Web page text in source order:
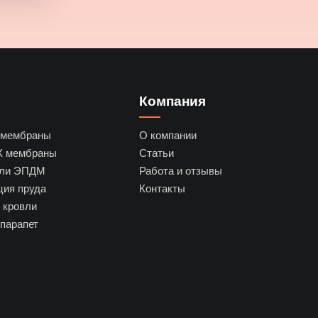
мембраны
ЭПДМ
пруда
Компания
О компании
Статьи
Работа и отзывы
Контакты